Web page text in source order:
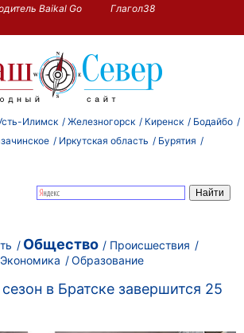
Baikal Go
Глагол38
Илимск Железногорск Киренск
Бодайбо
Иркутская область
Бурятия
Общество
Происшествия
Экономика Образование
в Братске завершится 25